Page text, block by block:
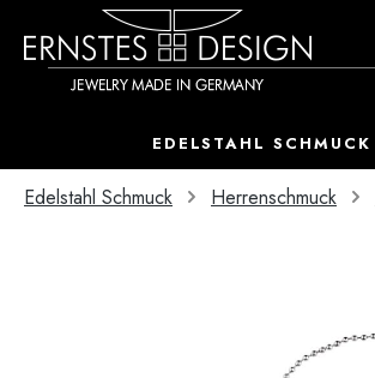
Hauptinhalt springen
Zur Suche springen
Zur Hauptnavigation springen
EDELSTAHL SCHMUCK
Edelstahl Schmuck Herrenschmuck